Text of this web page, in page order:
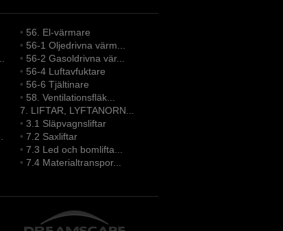
• 56. El-värmare
• 56-1 Oljedrivna värm...
• 56-2 Gasoldrivna vär...
• 56-4 Luftavfuktare
• 56-6 Tjältinare
• 58. Ventilationsfläk...
7. LIFTAR, LYFTANORN...
• 3.1 Släpvagnsliftar
• 7.2 Saxliftar
• 7.3 Led och bomlifta...
• 7.4 Materialtranspor...